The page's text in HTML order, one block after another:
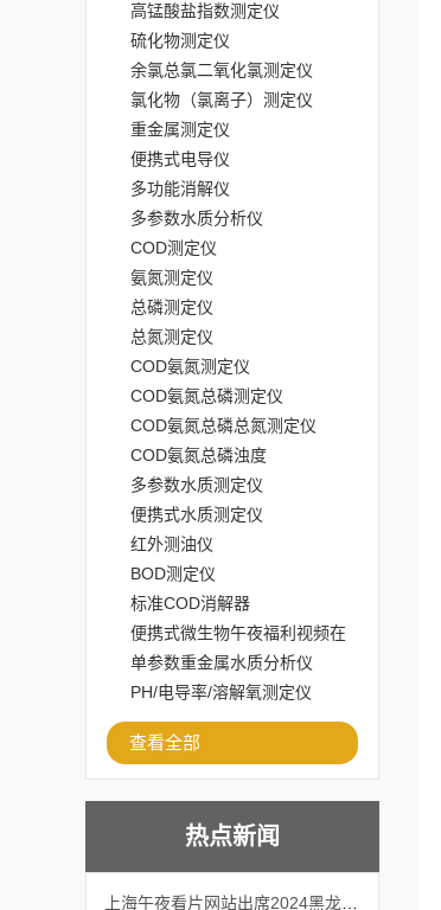
高锰酸盐指数测定仪
硫化物测定仪
余氯总氯二氧化氯测定仪
氯化物（氯离子）测定仪
重金属测定仪
便携式电导仪
多功能消解仪
多参数水质分析仪
COD测定仪
氨氮测定仪
总磷测定仪
总氮测定仪
COD氨氮测定仪
COD氨氮总磷测定仪
COD氨氮总磷总氮测定仪
COD氨氮总磷浊度
多参数水质测定仪
便携式水质测定仪
红外测油仪
BOD测定仪
标准COD消解器
便携式微生物午夜福利视频在
线观看
单参数重金属水质分析仪
PH/电导率/溶解氧测定仪
查看全部
热点新闻